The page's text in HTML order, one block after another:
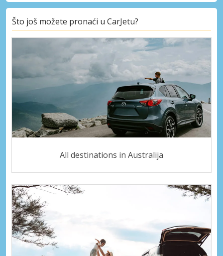
Što još možete pronaći u CarJetu?
All destinations in Australija